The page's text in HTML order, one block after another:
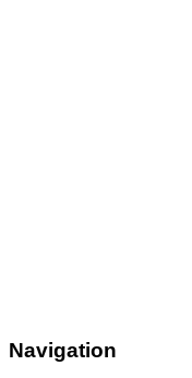
Navigation